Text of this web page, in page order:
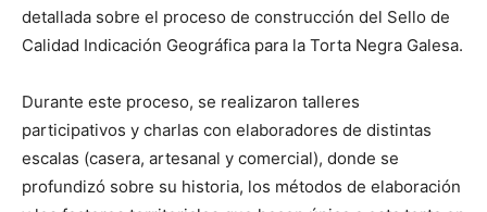
detallada sobre el proceso de construcción del Sello de
Calidad Indicación Geográfica para la Torta Negra Galesa.
Durante este proceso, se realizaron talleres
participativos y charlas con elaboradores de distintas
escalas (casera, artesanal y comercial), donde se
profundizó sobre su historia, los métodos de elaboración